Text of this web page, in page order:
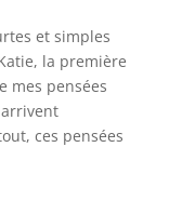
et simples
la première
mes pensées
ces pensées